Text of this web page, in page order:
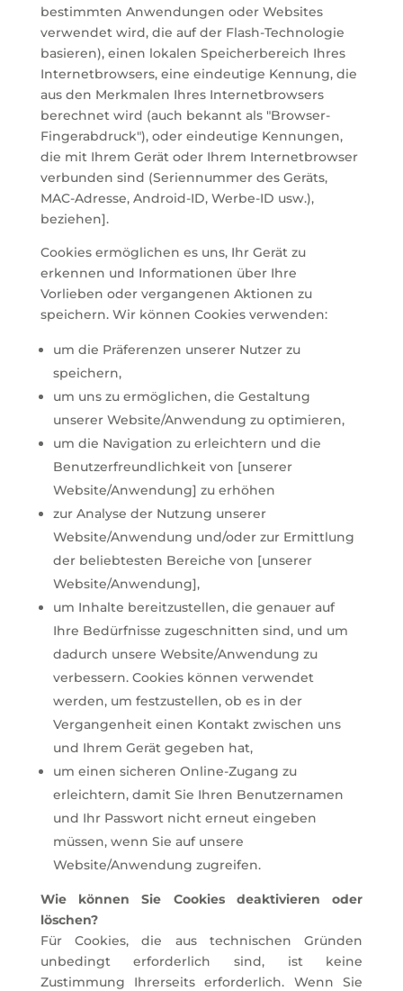
bestimmten Anwendungen oder Websites
verwendet wird, die auf der Flash-Technologie
basieren), einen lokalen Speicherbereich Ihres
Internetbrowsers, eine eindeutige Kennung, die
aus den Merkmalen Ihres Internetbrowsers
berechnet wird (auch bekannt als "Browser-
Fingerabdruck"), oder eindeutige Kennungen,
die mit Ihrem Gerät oder Ihrem Internetbrowser
verbunden sind (Seriennummer des Geräts,
MAC-Adresse, Android-ID, Werbe-ID usw.),
beziehen].
Cookies ermöglichen es uns, Ihr Gerät zu
erkennen und Informationen über Ihre
Vorlieben oder vergangenen Aktionen zu
speichern. Wir können Cookies verwenden:
um die Präferenzen unserer Nutzer zu
speichern,
um uns zu ermöglichen, die Gestaltung
unserer Website/Anwendung zu optimieren,
um die Navigation zu erleichtern und die
Benutzerfreundlichkeit von [unserer
Website/Anwendung] zu erhöhen
zur Analyse der Nutzung unserer
Website/Anwendung und/oder zur Ermittlung
der beliebtesten Bereiche von [unserer
Website/Anwendung],
um Inhalte bereitzustellen, die genauer auf
Ihre Bedürfnisse zugeschnitten sind, und um
dadurch unsere Website/Anwendung zu
verbessern. Cookies können verwendet
werden, um festzustellen, ob es in der
Vergangenheit einen Kontakt zwischen uns
und Ihrem Gerät gegeben hat,
um einen sicheren Online-Zugang zu
erleichtern, damit Sie Ihren Benutzernamen
und Ihr Passwort nicht erneut eingeben
müssen, wenn Sie auf unsere
Website/Anwendung zugreifen.
Wie können Sie Cookies deaktivieren oder
löschen?
Für Cookies, die aus technischen Gründen
unbedingt erforderlich sind, ist keine
Zustimmung Ihrerseits erforderlich. Wenn Sie